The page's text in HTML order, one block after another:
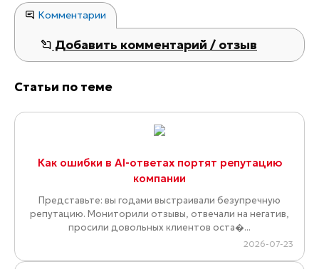
Комментарии
Добавить комментарий / отзыв
Статьи по теме
Как ошибки в AI-ответах портят репутацию
компании
Представьте: вы годами выстраивали безупречную
репутацию. Мониторили отзывы, отвечали на негатив,
просили довольных клиентов оста�...
2026-07-23